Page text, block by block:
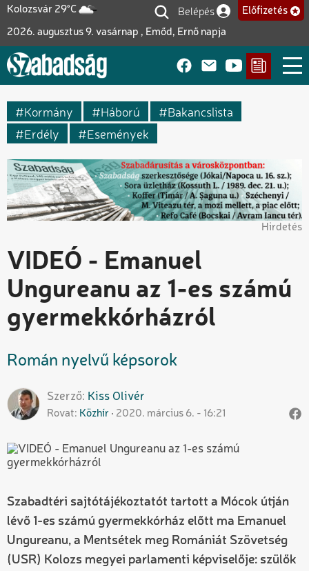
Ugrás
tartalomra
Kolozsvár 29°C
2026. augusztus 9. vasárnap , Emőd, Ernő napja
Felhasználói fiók
Belépés Előfizetés
Kormány Háború
Bakancslista
Erdély
Események
Hirdetés
VIDEÓ - Emanuel
Ungureanu az 1-es számú
gyermekkórházról
Román nyelvű képsorok
Szerző Kiss Olivér
Rovat Közhír 2020. március 6. - 16:21
Szabadtéri sajtótájékoztatót tartott a Mócok útján
lévő 1-es számú gyermekkórház előtt ma Emanuel
Ungureanu, a Mentsétek meg Romániát Szövetség
(USR) Kolozs megyei parlamenti képviselője: szülők